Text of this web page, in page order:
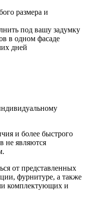
размера и
под вашу задумку
в одном фасаде
дней
и более быстрого
не являются
от представленных
фурнитуре, а также
комплектующих и